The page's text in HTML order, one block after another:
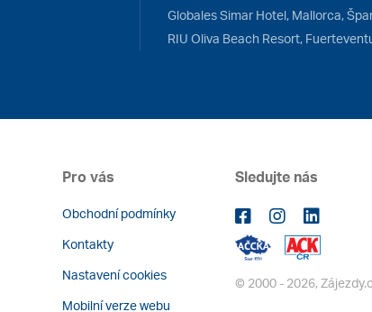
Globales Simar Hotel, Mallorca,
RIU Oliva Beach Resort,
Pro vás
Obchodní podmínky
Kontakty
Nastavení cookies
Mobilní verze webu
Sledujte nás
© 2000 - 2026,